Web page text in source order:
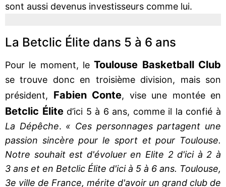
sont aussi devenus investisseurs comme lui.
La Betclic Élite dans 5 à 6 ans
Pour le moment, leToulouse Basketball Club
se trouve donc en troisième division, mais son
président, Fabien Conte, vise une montée en
Betclic Élited’ici 5 à 6 ans, comme il la confié à
La Dépêche. « Ces personnages partagent une
passion sincère pour le sport et pour Toulouse.
Notre souhait est d'évoluer en Elite 2 d'ici à 2 à
3 ans et en Betclic Élite d'ici à 5 à 6 ans. Toulouse,
3e ville de France, mérite d'avoir un grand club de